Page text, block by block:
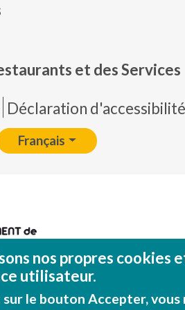
et des Services
Pie de
Déclaration d'accessibilité
Français
nos propres cookies
utilisateur.
sur le bouton Accepter,